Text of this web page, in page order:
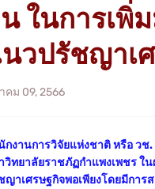
ในการเพิ่
วปรัชญาเ
คม 09, 2566
กงานการวิจัยแห่งชาติ หรือ ว
วิทยาลัยราชภัฏกำแพงเพชร ใ
ญาเศรษฐกิจพอเพียงโดยมีกา